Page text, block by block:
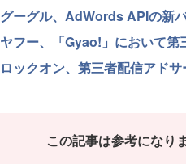
グーグル、AdWords APIの新
ヤフー、「Gyao!」において第
ロックオン、第三者配信アド
この記事は参考になり